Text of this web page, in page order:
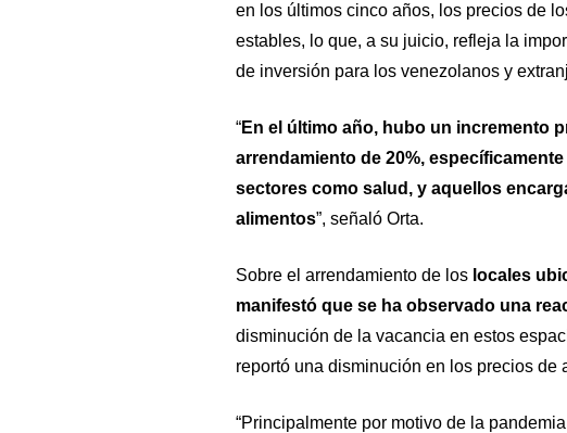
en los últimos cinco años, los precios de
estables, lo que, a su juicio, refleja la
de inversión para los venezolanos y
“En el último año, hubo un incremento
arrendamiento de 20%,
sectores como salud, y aquellos
alimentos”, señaló Orta.
Sobre el arrendamiento de loslocales
manifestó que se ha observado una
disminución de la vacancia en estos
reportó una disminución en los precios de
“Principalmente por motivo de la